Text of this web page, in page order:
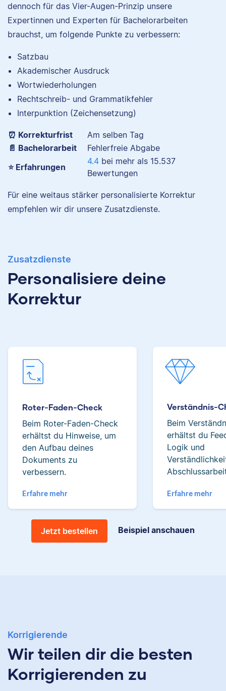
dennoch für das Vier-Augen-Prinzip unsere
Expertinnen und Experten für Bachelorarbeiten
brauchst, um folgende Punkte zu verbessern:
Satzbau
Akademischer Ausdruck
Wortwiederholungen
Rechtschreib- und Grammatikfehler
Interpunktion (Zeichensetzung)
⏰ Korrekturfrist
Am selben Tag
📄 Bachelorarbeit
Fehlerfreie Abgabe
⭐ Erfahrungen
4.4 bei mehr als 15.537
Bewertungen
Für eine weitaus stärker personalisierte Korrektur
empfehlen wir dir unsere Zusatzdienste.
Zusatzdienste
Personalisiere deine
Korrektur
Roter-Faden-Check
Beim Roter-Faden-Check
erhältst du Hinweise, um
den Aufbau deines
Dokuments zu
verbessern.
Erfahre mehr
Verständnis-
Beim
erhältst du
Logik und
Erfahre mehr
Jetzt bestellen Beispiel anschauen
Korrigierende
Wir teilen dir die besten
Korrigierenden zu
Nina hat Germanistik
studiert, arbeitet als
Senior-Korrektorin für
Scribbr und begeistert
Sprache zu tun hat.
Albert hat Deutsch
und Geschichte
studiert und mag an
seiner Arbeit als
Korrektor besonders,
Yasemin hat Romanistik
und
Wirtschaftskommunikation
Studierende nicht nur als
Lektorin, sondern auch
Nina
Verena
Verena hat BWL
Scribbr-Korrektorin
arbeitet Verena in der
Jonathan
Musiktheorie und